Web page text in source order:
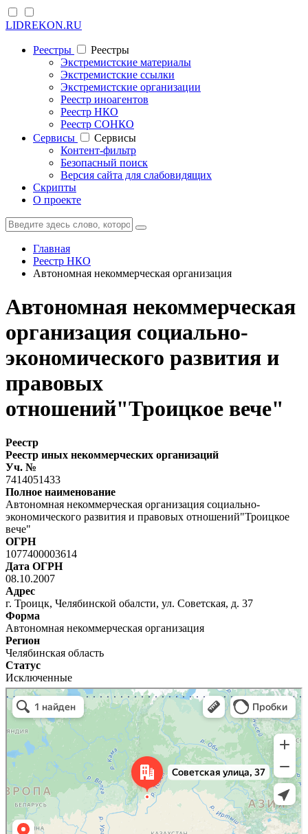
LIDREKON.RU
Реестры
Реестры
Экстремистские материалы
Экстремистские ссылки
Экстремистские организации
Реестр иноагентов
Реестр НКО
Реестр СОНКО
Cервисы
Cервисы
Контент-фильтр
Безопасный поиск
Версия сайта для слабовидящих
Скрипты
О проекте
Главная
Реестр НКО
Автономная некоммерческая организация
Автономная некоммерческая
организация социально-
экономического развития и
правовых
отношений"Троицкое вече"
Реестр
Реестр иных некоммерческих организаций
Уч. №
7414051433
Полное наименование
Автономная некоммерческая организация социально-
экономического развития и правовых отношений"Троицкое
вече"
ОГРН
1077400003614
Дата ОГРН
08.10.2007
Адрес
г. Троицк, Челябинской обалсти, ул. Советская, д. 37
Форма
Автономная некоммерческая организация
Регион
Челябинская область
Статус
Исключенные